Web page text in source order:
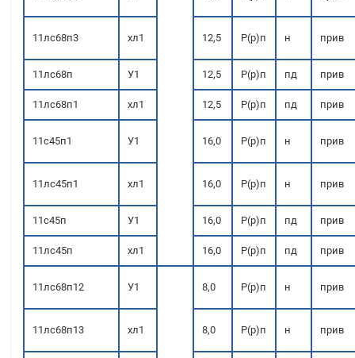
11лс68п3 хл1 12,5 Р(р)п н прив
11лс68п У1 12,5 Р(р)п пд прив
11лс68п1 хл1 12,5 Р(р)п пд прив
11с45п1 У1 16,0 Р(р)п н прив
11лс45п1 хл1 16,0 Р(р)п н прив
11с45п У1 16,0 Р(р)п пд прив
11лс45п хл1 16,0 Р(р)п пд прив
11лс68п12 У1 8,0 Р(р)п н прив
11лс68п13 хл1 8,0 Р(р)п н прив